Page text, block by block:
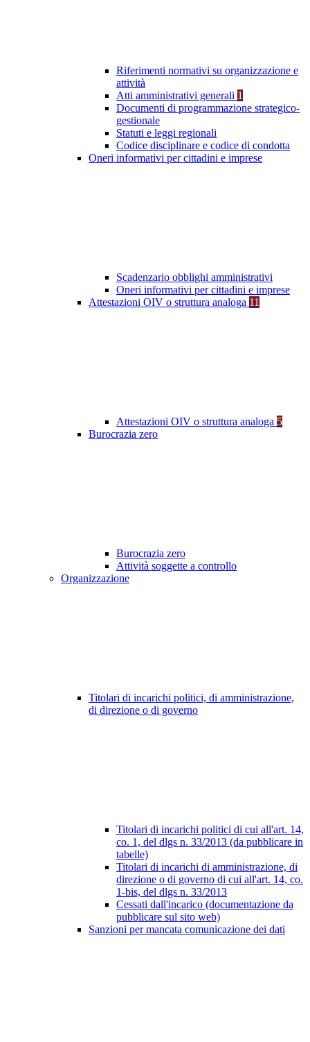
Riferimenti normativi su organizzazione e
attività
Atti amministrativi generali 1
Documenti di programmazione strategico-
gestionale
Statuti e leggi regionali
Codice disciplinare e codice di condotta
Oneri informativi per cittadini e imprese
Scadenzario obblighi amministrativi
Oneri informativi per cittadini e imprese
Attestazioni OIV o struttura analoga 11
Attestazioni OIV o struttura analoga 5
Burocrazia zero
Burocrazia zero
Attività soggette a controllo
Organizzazione
Titolari di incarichi politici, di amministrazione,
di direzione o di governo
Titolari di incarichi politici di cui all'art. 14,
co. 1, del dlgs n. 33/2013 (da pubblicare in
tabelle)
Titolari di incarichi di amministrazione, di
direzione o di governo di cui all'art. 14, co.
1-bis, del dlgs n. 33/2013
Cessati dall'incarico (documentazione da
pubblicare sul sito web)
Sanzioni per mancata comunicazione dei dati